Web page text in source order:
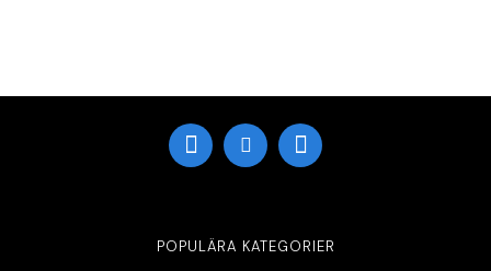
POPULÄRA KATEGORIER